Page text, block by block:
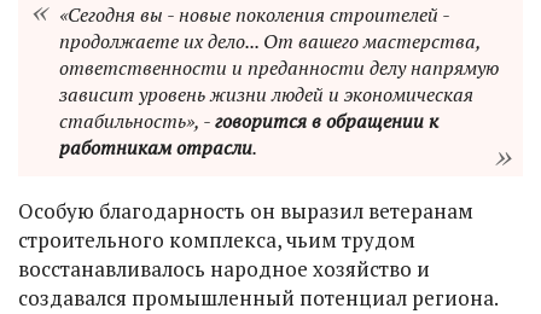
«Сегодня вы - новые поколения строителей -
продолжаете их дело... От вашего мастерства,
ответственности и преданности делу напрямую
зависит уровень жизни людей и экономическая
стабильность», -говорится в обращении к
работникам отрасли.
Особую благодарность он выразил ветеранам
строительного комплекса, чьим трудом
восстанавливалось народное хозяйство и
создавался промышленный потенциал региона.